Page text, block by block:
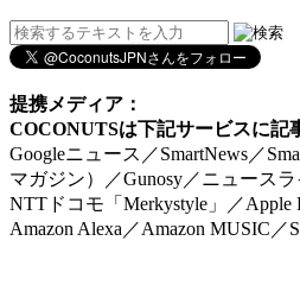
提携メディア：
COCONUTSは下記サービスに記
Googleニュース／SmartNews／
マガジン）／Gunosy／ニュース
NTTドコモ「Merkystyle」／Apple
Amazon Alexa／Amazon MUSIC／